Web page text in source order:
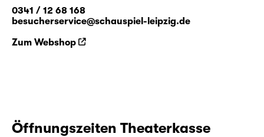
0341 / 12 68 168
besucherservice@schauspiel-leipzig.de
Zum Webshop
Öffnungszeiten Theaterkasse